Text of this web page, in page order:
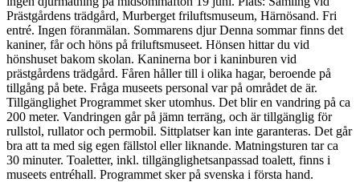
Prästgårdens trädgård, Murberget friluftsmuseum, Härnösand. Fri
entré. Ingen föranmälan. Sommarens djur Denna sommar finns det
kaniner, får och höns på friluftsmuseet. Hönsen hittar du vid
hönshuset bakom skolan. Kaninerna bor i kaninburen vid
prästgårdens trädgård. Fåren håller till i olika hagar, beroende på
tillgång på bete. Fråga museets personal var på området de är.
Tillgänglighet Programmet sker utomhus. Det blir en vandring på ca
200 meter. Vandringen går på jämn terräng, och är tillgänglig för
rullstol, rullator och permobil. Sittplatser kan inte garanteras. Det går
bra att ta med sig egen fällstol eller liknande. Matningsturen tar ca
30 minuter. Toaletter, inkl. tillgänglighetsanpassad toalett, finns i
museets entréhall. Programmet sker på svenska i första hand.